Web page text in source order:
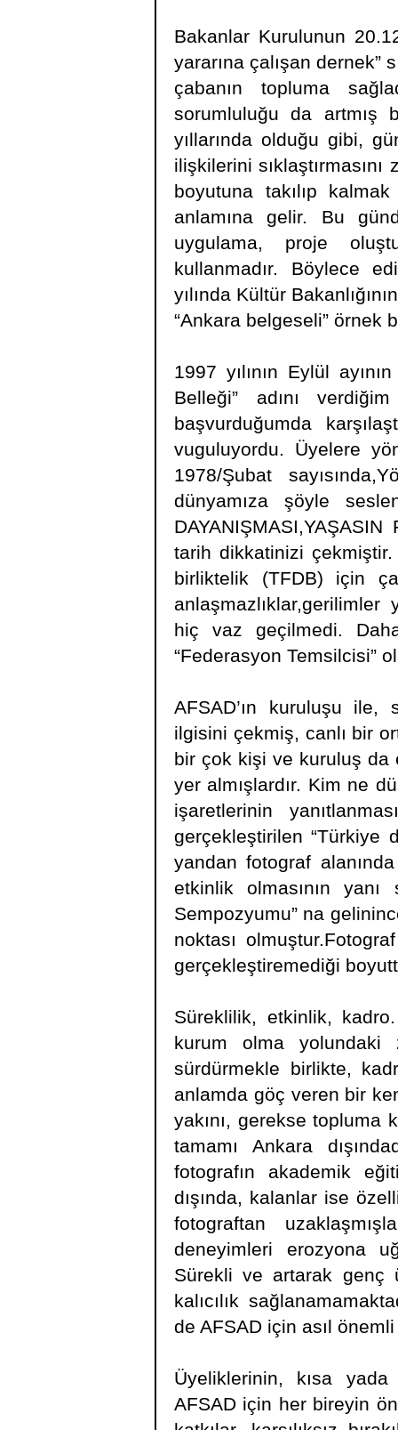
Bakanlar Kurulunun
yararına çalışan dernek”
çabanın topluma
sorumluluğu da artmış
yıllarında olduğu gibi,
ilişkilerini
boyutuna takılıp
anlamına gelir. Bu
uygulama, proje
kullanmadır. Böylece
yılında Kültür
“Ankara belgeseli” örnek
1997 yılının Eylül
Belleği” adını
başvurduğumda
vuguluyordu. Üyelere
1978/Şubat
dünyamıza şöyle
tarih dikkatinizi
birliktelik (TFDB) için
anlaşmazlıklar,gerilimler
hiç vaz geçilmedi.
“Federasyon Temsilcisi”
AFSAD’ın kuruluşu ile,
ilgisini çekmiş, canlı bir
bir çok kişi ve kuruluş da
yer almışlardır. Kim ne
işaretlerinin
gerçekleştirilen “Türkiye
yandan fotograf
etkinlik olmasının
Sempozyumu” na
noktası
gerçekleştiremediği
Süreklilik, etkinlik,
kurum olma yolundaki
sürdürmekle birlikte,
anlamda göç veren bir
yakını, gerekse topluma
tamamı Ankara
fotografın akademik
dışında, kalanlar ise
fotograftan
deneyimleri erozyona
Sürekli ve artarak genç
kalıcılık
de AFSAD için asıl
Üyeliklerinin, kısa yada
AFSAD için her bireyin